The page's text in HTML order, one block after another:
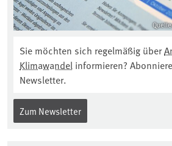
Sie möchten sich regelmäßig über
Klimawandel informieren?
Newsletter.
Zum Newsletter